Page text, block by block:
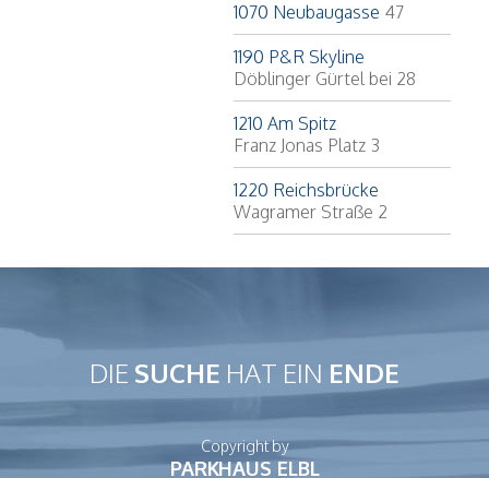
1070 Neubaugasse 47
1190 P&R Skyline
Döblinger Gürtel bei 28
1210 Am Spitz
Franz Jonas Platz 3
1220 Reichsbrücke
Wagramer Straße 2
DIE SUCHE HAT EIN ENDE
Copyright by
PARKHAUS ELBL